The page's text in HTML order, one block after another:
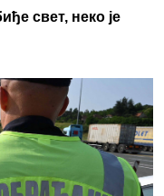
свет, неко је